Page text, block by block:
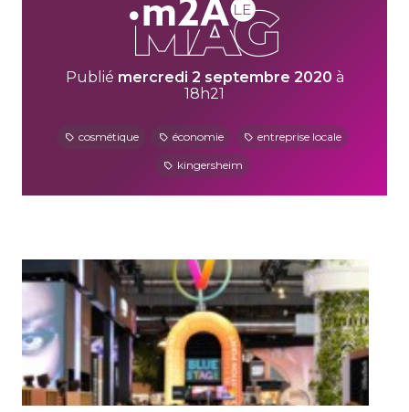
Publié mercredi 2 septembre 2020 à
18h21
cosmétique économie entreprise locale
kingersheim